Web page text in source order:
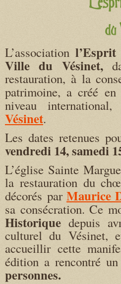
L’association
Ville du Vésinet,
restauration, à la
patrimoine, a créé
niveau
Vésinet.
Les dates retenues
vendredi 14, samedi
L’église Sainte
la restauration du
décorés par Maurice
sa consécration. Ce
Historique depuis
culturel du Vésinet,
accueillir cette
édition a rencontré
personnes.